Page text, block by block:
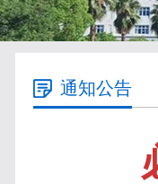
通知公告